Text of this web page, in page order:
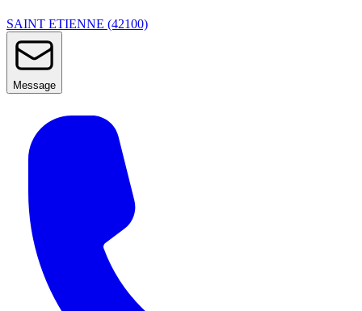
SAINT ETIENNE (42100)
Message